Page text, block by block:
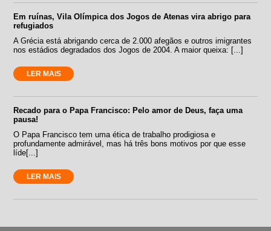
Em ruínas, Vila Olímpica dos Jogos de Atenas vira abrigo para
refugiados
A Grécia está abrigando cerca de 2.000 afegãos e outros imigrantes
nos estádios degradados dos Jogos de 2004. A maior queixa: [...]
LER MAIS
Recado para o Papa Francisco: Pelo amor de Deus, faça uma
pausa!
O Papa Francisco tem uma ética de trabalho prodigiosa e
profundamente admirável, mas há três bons motivos por que esse
líde[...]
LER MAIS